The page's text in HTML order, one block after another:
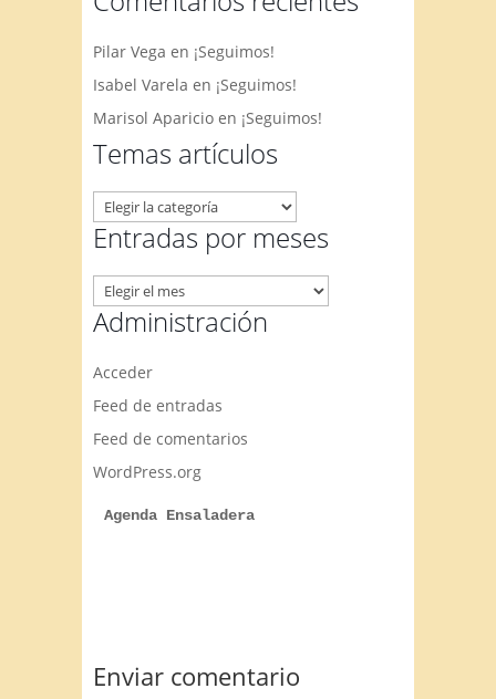
Pilar Vega en ¡Seguimos!
Isabel Varela en ¡Seguimos!
Marisol Aparicio en ¡Seguimos!
Temas artículos
Temas
artículos
Entradas por meses
Entradas
por
meses
Administración
Acceder
Feed de entradas
Feed de comentarios
WordPress.org
Agenda Ensaladera
Enviar comentario